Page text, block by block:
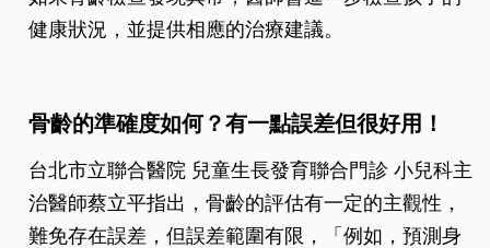
健康狀況，並提供相應的治療建議。
骨齡的準確度如何？有一點誤差但很好用！
台北市立聯合醫院 兒童生長發育聯合門診 小兒科主
治醫師蔡立平指出，骨齡的評估有一定的主觀性，
難免存在誤差，但誤差範圍有限，「例如，預測身